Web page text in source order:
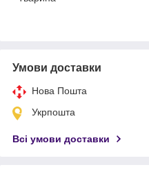
Умови доставки
Нова Пошта
Укрпошта
Всі умови доставки